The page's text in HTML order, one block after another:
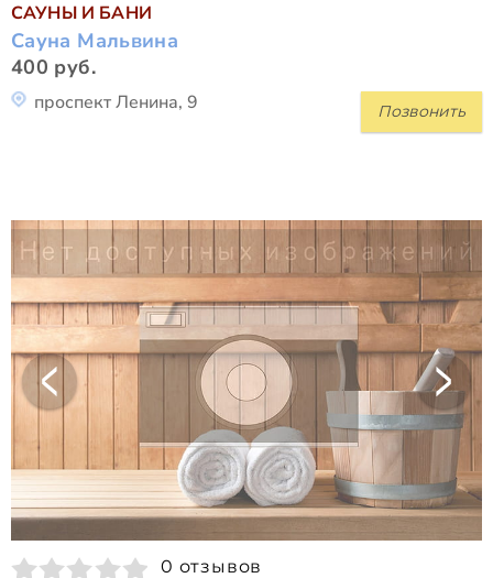
САУНЫ И БАНИ
Сауна Мальвина
400 руб.
Позвонить
проспект Ленина, 9
0 отзывов